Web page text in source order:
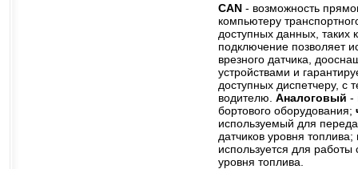
CAN - возможность
компьютеру
доступных данных, таких
подключение позволяет
врезного датчика,
устройствами и
доступных диспетчеру, с
водителю. Аналоговый -
бортового оборудования;
используемый для
датчиков уровня топлива;
используется для
уровня топлива.